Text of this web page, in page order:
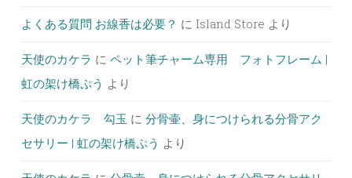
よくある質問 お線香は必要？ に Island Store より
天使のカケラ に ペット筆チャーム専用 フォトフレーム |
虹の架け橋ぷう より
天使のカケラ 勾玉 に 分骨壷、身につけられる分骨アク
セサリー | 虹の架け橋ぷう より